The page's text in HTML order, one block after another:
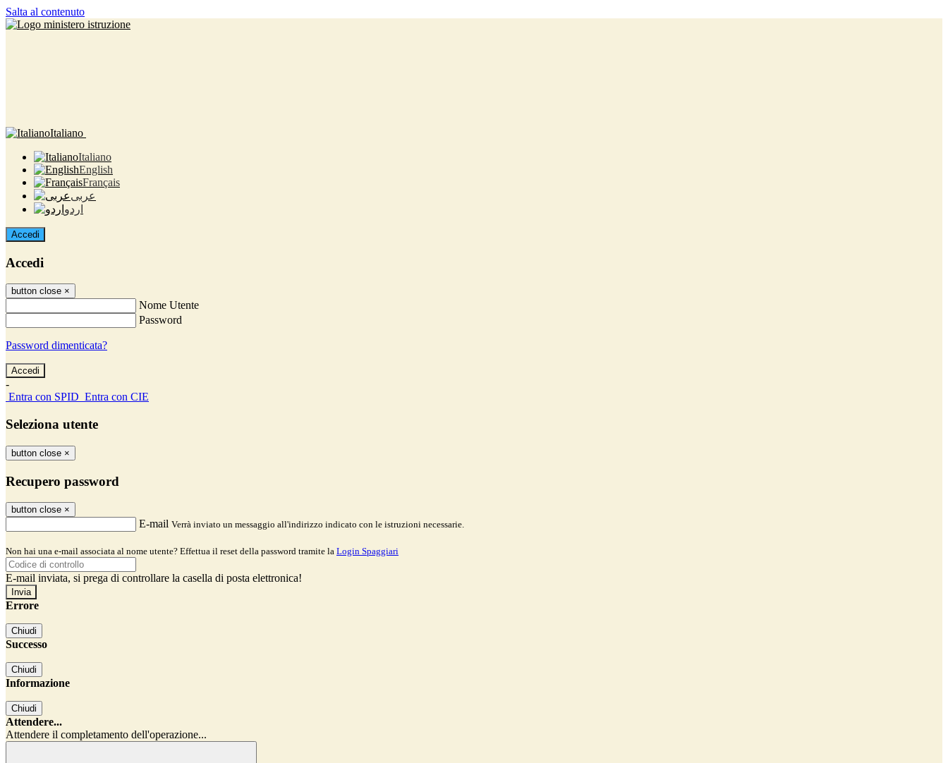
Salta al contenuto
Italiano
Italiano
English
Français
عربى
اردو
Accedi
Accedi
button close ×
Nome Utente
Password
Password dimenticata?
-
Entra con SPID Entra con CIE
Seleziona utente
button close ×
Recupero password
button close ×
E-mail Verrà inviato un messaggio all'indirizzo indicato con le istruzioni necessarie.
Non hai una e-mail associata al nome utente? Effettua il reset della password tramite la Login Spaggiari
E-mail inviata, si prega di controllare la casella di posta elettronica!
Errore
Chiudi
Successo
Chiudi
Informazione
Chiudi
Attendere...
Attendere il completamento dell'operazione...